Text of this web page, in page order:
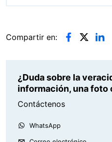
Compartir en:
¿Duda sobre la
información, una foto
Contáctenos
WhatsApp